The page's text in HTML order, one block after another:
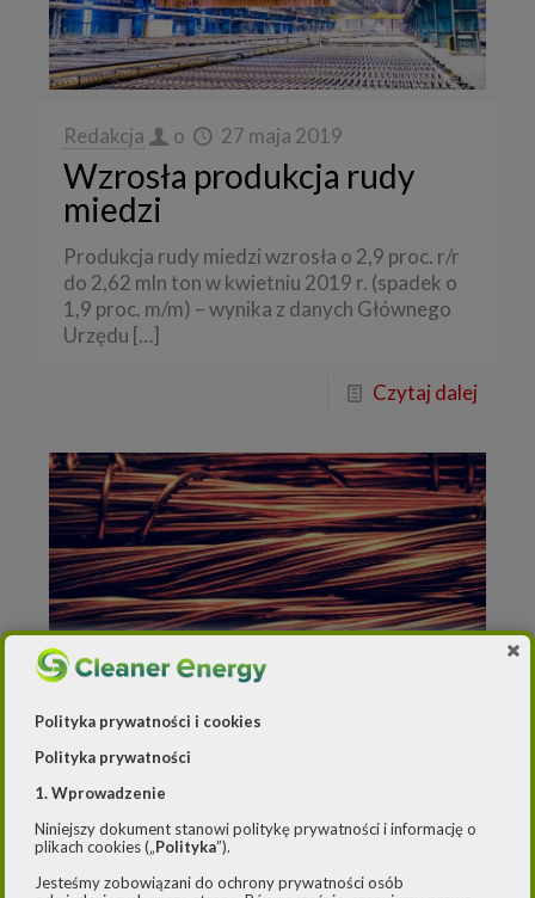
Redakcja o 27 maja 2019
Wzrosła produkcja rudy
miedzi
Produkcja rudy miedzi wzrosła o 2,9 proc. r/r
do 2,62 mln ton w kwietniu 2019 r. (spadek o
1,9 proc. m/m) – wynika z danych Głównego
Urzędu […]
Czytaj dalej
Redakcja o 23 maja 2019
KGHM zwiększył produkcję
miedzi
Produkcja miedzi płatnej w grupie kapitałowej
KGHM Polska Miedź wyniosła 58,6 tys. ton w
Polityka prywatności i cookies
Polityka prywatności
1. Wprowadzenie
Niniejszy dokument stanowi politykę prywatności i informację o
plikach cookies („Polityka”).
Jesteśmy zobowiązani do ochrony prywatności osób